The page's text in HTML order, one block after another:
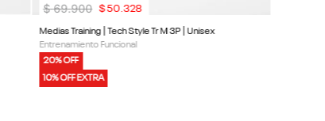
Medias Training | Tech Style Tr M 3P | Unisex
Entrenamiento Funcional
20% OFF
10% OFF EXTRA
$ 69.900 $50.328